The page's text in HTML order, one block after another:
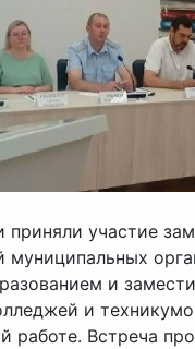
приняли участие
муниципальных
и
и
работе. Встреча